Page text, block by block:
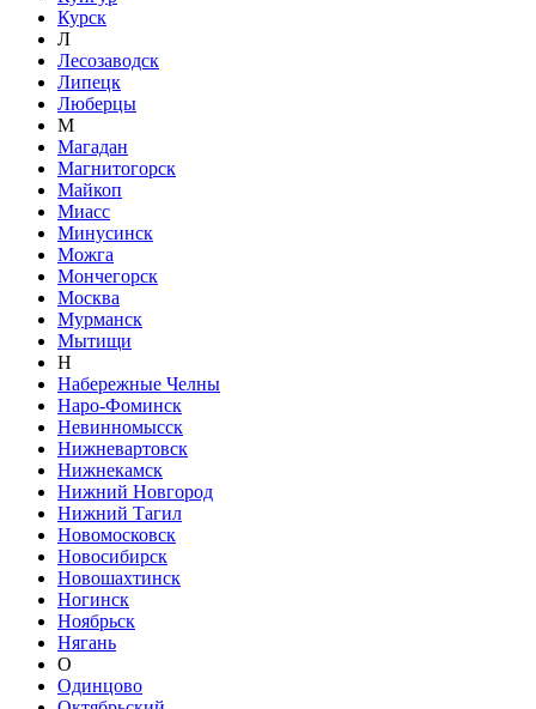
Курск
Л
Лесозаводск
Липецк
Люберцы
М
Магадан
Магнитогорск
Майкоп
Миасс
Минусинск
Можга
Мончегорск
Москва
Мурманск
Мытищи
Н
Набережные Челны
Наро-Фоминск
Невинномысск
Нижневартовск
Нижнекамск
Нижний Новгород
Нижний Тагил
Новомосковск
Новосибирск
Новошахтинск
Ногинск
Ноябрьск
Нягань
О
Одинцово